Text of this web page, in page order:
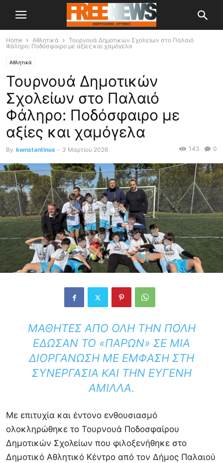
Home Αθλητικά
Τουρνουά Δημοτικών Σχολείων στο Παλαιό
Φάληρο: Ποδόσφαιρο με αξίες και χαμόγελα
Αθλητικά
Τουρνουά Δημοτικών
Σχολείων στο Παλαιό
Φάληρο: Ποδόσφαιρο με
αξίες και χαμόγελα
By kwnstantinos - 3 Μαρτίου 2026 0
143
ΜΑΘΗΤΈΣ ΑΠΌ ΌΛΗ ΤΗΝ ΠΌΛΗ
ΈΔΩΣΑΝ ΤΟ «ΠΑΡΏΝ» ΣΕ ΜΙΑ
ΔΙΟΡΓΆΝΩΣΗ ΜΕ ΈΜΦΑΣΗ ΣΤΗ
ΣΥΝΕΡΓΑΣΊΑ ΚΑΙ ΤΗΝ ΕΥΓΕΝΉ
ΆΜΙΛΛΑ.
Με επιτυχία και έντονο ενθουσιασμό
ολοκληρώθηκε το Τουρνουά Ποδοσφαίρου
Δημοτικών Σχολείων που φιλοξενήθηκε στο
Δημοτικό Αθλητικό Κέντρο από τον Δήμος Παλαιού